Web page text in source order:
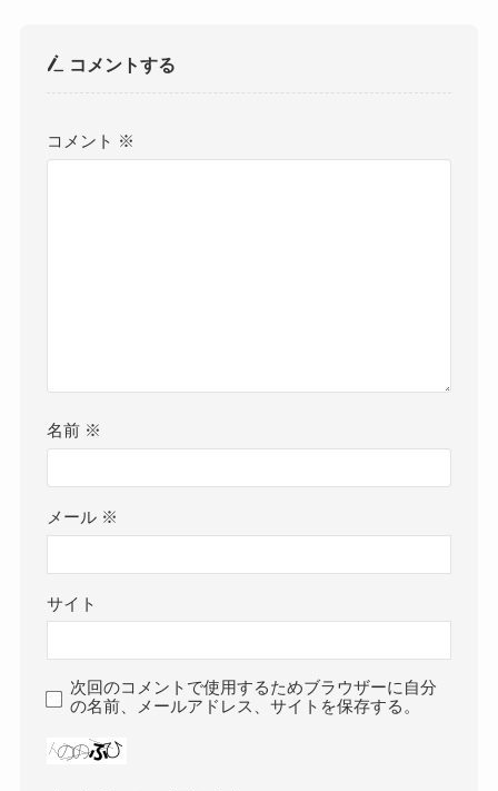
コメントする
コメント ※
名前 ※
メール ※
サイト
次回のコメントで使用するためブラウザーに自分
の名前、メールアドレス、サイトを保存する。